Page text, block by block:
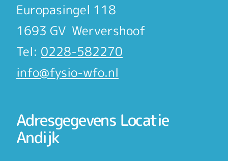
Europasingel 118
1693 GV Wervershoof
Tel: 0228-582270
info@fysio-wfo.nl
Adresgegevens Locatie
Andijk